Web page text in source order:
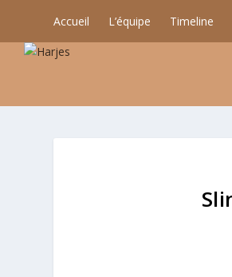
Accueil L’équipe Timeline